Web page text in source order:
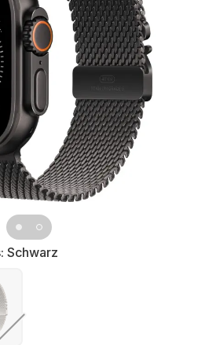
Schwarz